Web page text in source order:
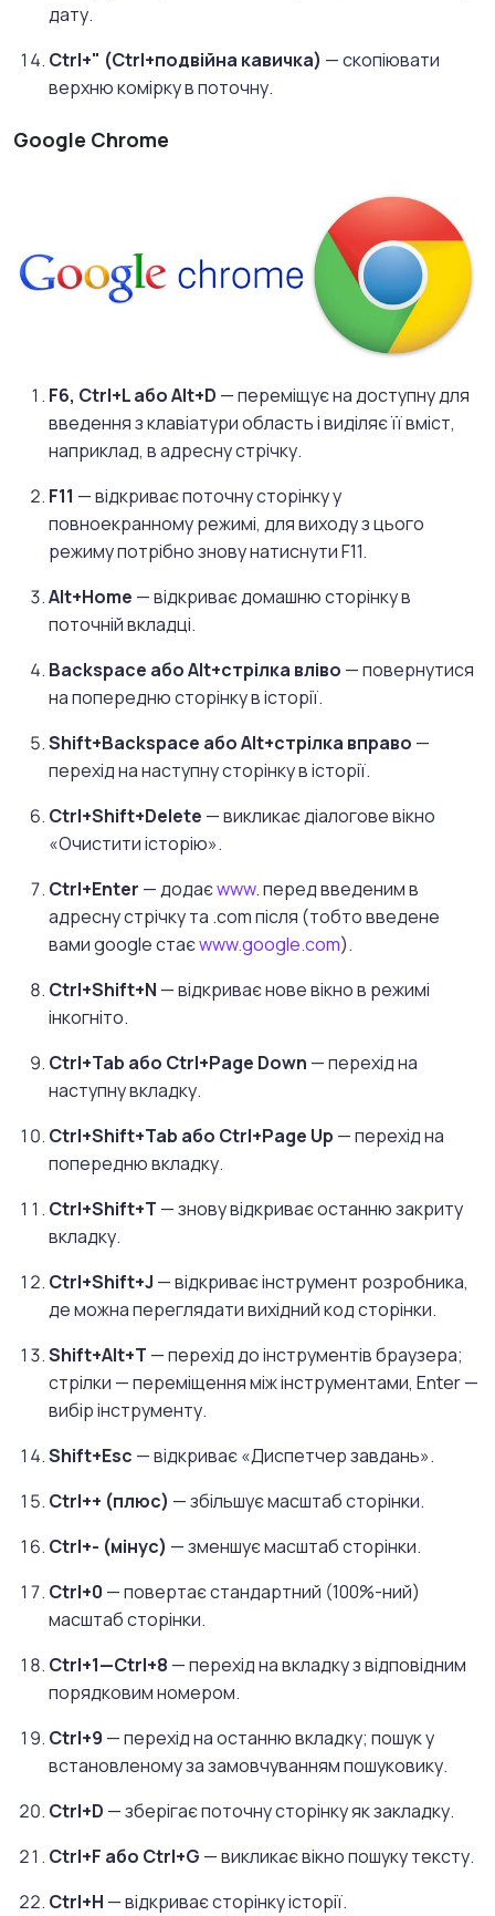
дату.
Ctrl+" (Ctrl+подвійна кавичка) — скопіювати
верхню комірку в поточну.
Google Chrome
F6, Ctrl+L або Alt+D — переміщує на доступну для
введення з клавіатури область і виділяє її вміст,
наприклад, в адресну стрічку.
F11 — відкриває поточну сторінку у
повноекранному режимі, для виходу з цього
режиму потрібно знову натиснути F11.
Alt+Home — відкриває домашню сторінку в
поточній вкладці.
Backspace або Alt+стрілка вліво — повернутися
на попередню сторінку в історії.
Shift+Backspace або Alt+стрілка вправо —
перехід на наступну сторінку в історії.
Ctrl+Shift+Delete — викликає діалогове вікно
«Очистити історію».
Ctrl+Enter — додаєwww. перед введеним в
адресну стрічку та .com після (тобто введене
вами google стаєwww.google.com).
Ctrl+Shift+N — відкриває нове вікно в режимі
інкогніто.
Ctrl+Tab або Ctrl+Page Down — перехід на
наступну вкладку.
Ctrl+Shift+Tab або Ctrl+Page Up — перехід на
попередню вкладку.
Ctrl+Shift+T — знову відкриває останню закриту
вкладку.
Ctrl+Shift+J — відкриває інструмент розробника,
де можна переглядати вихідний код сторінки.
Shift+Alt+T — перехід до інструментів браузера;
стрілки — переміщення між інструментами, Enter —
вибір інструменту.
Shift+Esc — відкриває «Диспетчер завдань».
Ctrl++ (плюс) — збільшує масштаб сторінки.
Ctrl+- (мінус) — зменшує масштаб сторінки.
Ctrl+0 — повертає стандартний (100%-ний)
масштаб сторінки.
Ctrl+1—Ctrl+8 — перехід на вкладку з відповідним
порядковим номером.
Ctrl+9 — перехід на останню вкладку; пошук у
встановленому за замовчуванням пошуковику.
Ctrl+D — зберігає поточну сторінку як закладку.
Ctrl+F або Ctrl+G — викликає вікно пошуку тексту.
Ctrl+H — відкриває сторінку історії.